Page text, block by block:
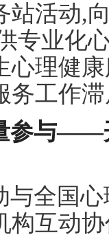
站活动,
专业化
心理健
务工作
参与——
与全国
构互动